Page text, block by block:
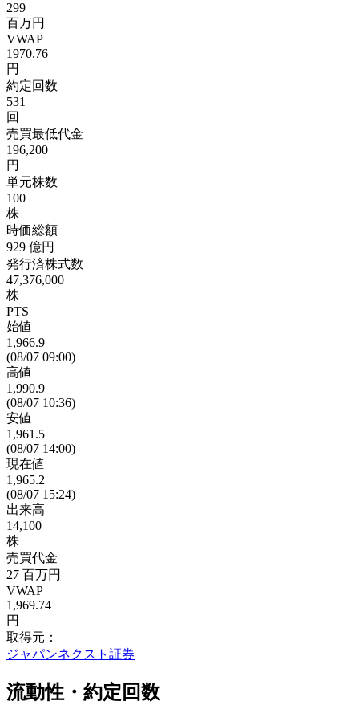
299
百万円
VWAP
1970.76
円
約定回数
531
回
売買最低代金
196,200
円
単元株数
100
株
時価総額
929 億円
発行済株式数
47,376,000
株
PTS
始値
1,966.9
(08/07 09:00)
高値
1,990.9
(08/07 10:36)
安値
1,961.5
(08/07 14:00)
現在値
1,965.2
(08/07 15:24)
出来高
14,100
株
売買代金
27 百万円
VWAP
1,969.74
円
取得元：
ジャパンネクスト証券
流動性・約定回数